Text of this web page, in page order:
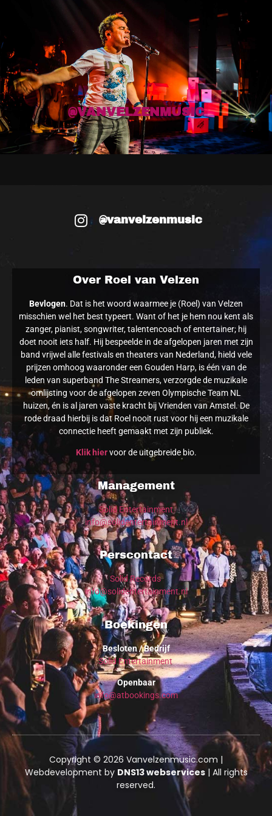
@VANVELZENMUSIC
@vanvelzenmusic
Over Roel van Velzen
Bevlogen. Dat is het woord waarmee je (Roel) van Velzen
misschien wel het best typeert. Want of het je hem nou kent als
zanger, pianist, songwriter, talentencoach of entertainer; hij
doet nooit iets half. Hij bespeelde in de afgelopen jaren met zijn
band vrijwel alle festivals en theaters van Nederland, hield vele
prijzen omhoog waaronder een Gouden Harp, is één van de
leden van superband The Streamers, verzorgde de muzikale
omlijsting voor de afgelopen zeven Olympische Team NL
huizen, én is al jaren vaste kracht bij Vrienden van Amstel. De
rode draad hierbij is dat Roel nooit rust voor hij een muzikale
connectie heeft gemaakt met zijn publiek.
Klik hier voor de uitgebreide bio.
Management
Solid Entertainment
info@solidentertainment.nl
Perscontact
Solid Records
info@solidentertainment.nl
Boekingen
Besloten / Bedrijf
Solid Entertainment
Openbaar
info@atbookings.com
Copyright © 2026 Vanvelzenmusic.com |
Webdevelopment by DNS13 webservices| All rights
reserved.